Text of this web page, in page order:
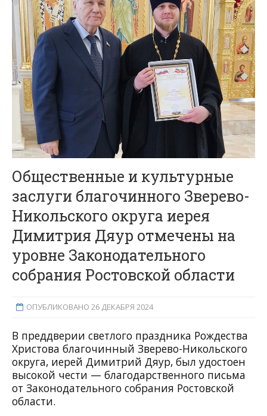
Общественные и культурные
заслуги благочинного Зверево-
Никольского округа иерея
Димитрия Дяур отмечены на
уровне Законодательного
собрания Ростовской области
ОПУБЛИКОВАНО 26 ДЕКАБРЯ 2024
В преддверии светлого праздника Рождества
Христова благочинный Зверево-Никольского
округа, иерей Димитрий Дяур, был удостоен
высокой чести — благодарственного письма
от Законодательного собрания Ростовской
области.